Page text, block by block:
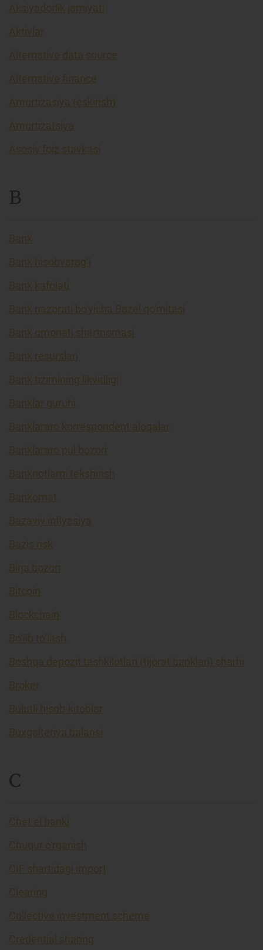
Aksiyadorlik jamiyati
Aktivlar
Alternative data source
Alternative finance
Amortizasiya (eskirish)
Amortizatsiya
Asosiy foiz stavkasi
B
Bank
Bank hisobvarag’i
Bank kafolati
Bank nazorati bo'yicha Bazel qo'mitasi
Bank omonati shartnomasi
Bank resurslari
Bank tizimining likvidligi
Banklar guruhi
Banklararo korrespondent aloqalar
Banklararo pul bozori
Banknotlarni tekshirish
Bankomat
Bazaviy inflyasiya
Bazis risk
Birja bozori
Bitcoin
Blockchain
Bo’lib to’lash
Boshqa depozit tashkilotlari (tijorat banklari) sharhi
Broker
Bulutli hisob-kitoblar
Buxgalteriya balansi
C
Chet el banki
Chuqur o'rganish
CIF shartidagi import
Clearing
Collective investment scheme
Credential sharing